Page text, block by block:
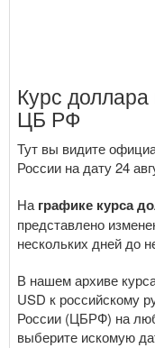
Курс
ЦБ РФ
Тут вы видите
России на дату 24
На графике курса
представлено
нескольких дней до
В нашем архиве
USD к российскому
России (ЦБРФ) на
выберите искомую